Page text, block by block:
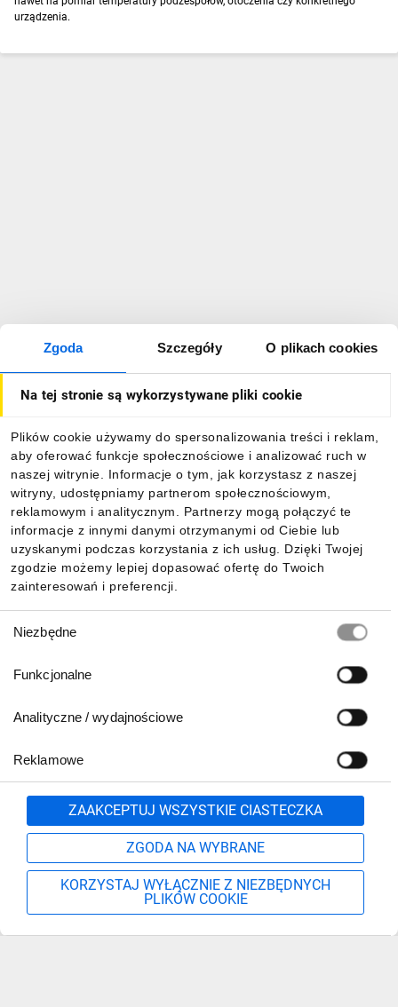
Zgoda Szczegóły O plikach cookies
Na tej stronie są wykorzystywane pliki cookie
Plików cookie używamy do spersonalizowania treści i reklam,
aby oferować funkcje społecznościowe i analizować ruch w
naszej witrynie. Informacje o tym, jak korzystasz z naszej
witryny, udostępniamy partnerom społecznościowym,
reklamowym i analitycznym. Partnerzy mogą połączyć te
informacje z innymi danymi otrzymanymi od Ciebie lub
uzyskanymi podczas korzystania z ich usług. Dzięki Twojej
zgodzie możemy lepiej dopasować ofertę do Twoich
zainteresowań i preferencji.
zgody
Niezbędne
Funkcjonalne
Analityczne / wydajnościowe
Reklamowe
ZAAKCEPTUJ WSZYSTKIE CIASTECZKA
ZGODA NA WYBRANE
KORZYSTAJ WYŁĄCZNIE Z NIEZBĘDNYCH
PLIKÓW COOKIE
urządzenia.